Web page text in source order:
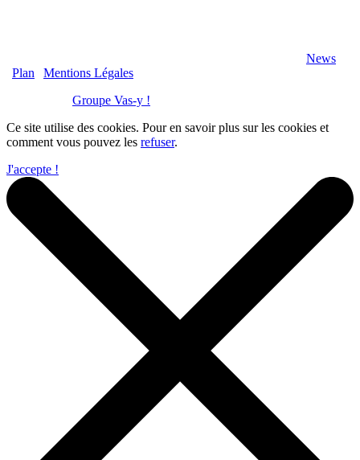
News
Plan
Mentions Légales
Groupe Vas-y !
Ce site utilise des cookies. Pour en savoir plus sur les cookies et
comment vous pouvez les refuser.
J'accepte !